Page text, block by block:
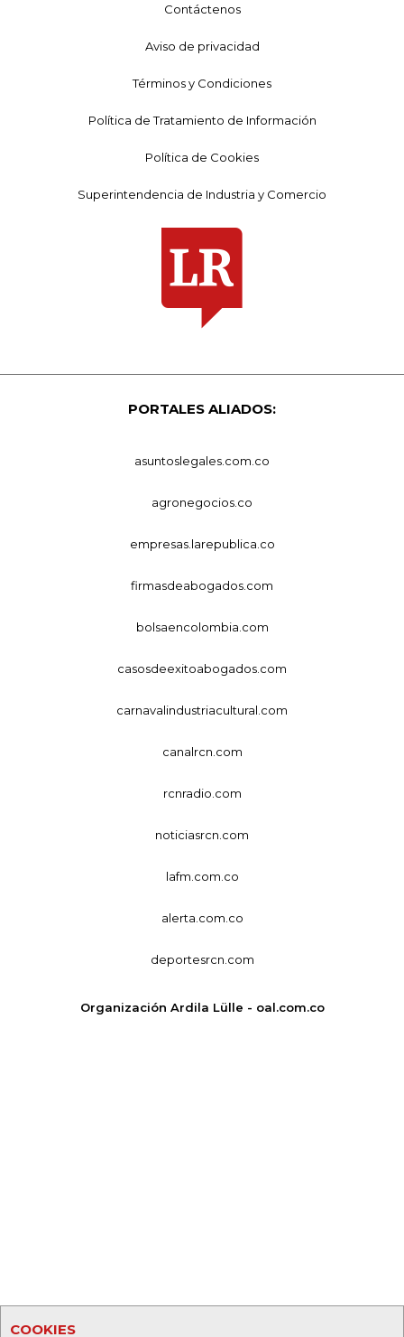
COOKIES
Contáctenos
Aviso de privacidad
Términos y Condiciones
Política de Tratamiento de Información
Política de Cookies
Superintendencia de Industria y Comercio
PORTALES ALIADOS:
asuntoslegales.com.co
agronegocios.co
empresas.larepublica.co
firmasdeabogados.com
bolsaencolombia.com
casosdeexitoabogados.com
carnavalindustriacultural.com
canalrcn.com
rcnradio.com
noticiasrcn.com
lafm.com.co
alerta.com.co
deportesrcn.com
Organización Ardila Lülle - oal.com.co